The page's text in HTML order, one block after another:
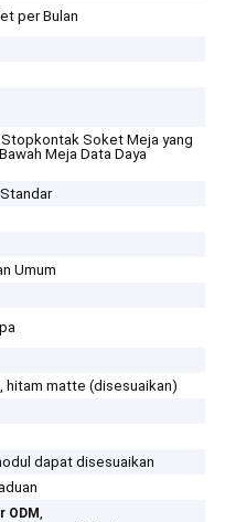
per Bulan
Soket Meja yang
Meja Data Daya
Umum
hitam matte (disesuaikan)
dapat disesuaikan
ODM,